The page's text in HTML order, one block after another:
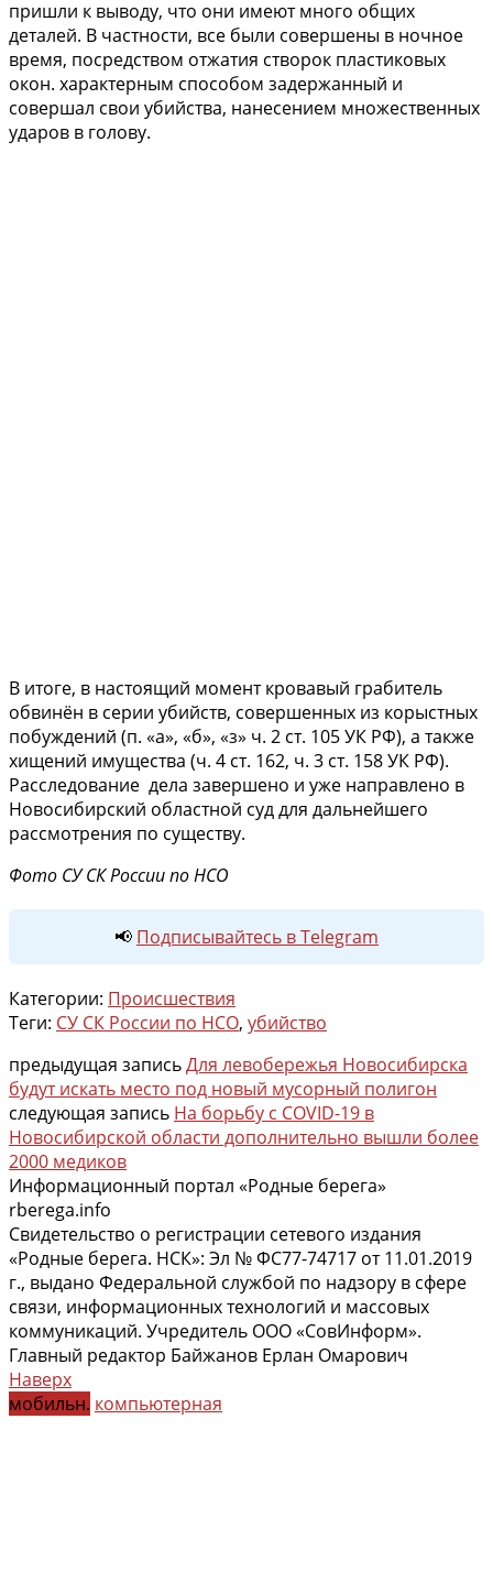
пришли к выводу, что они имеют много общих
деталей. В частности, все были совершены в ночное
время, посредством отжатия створок пластиковых
окон. характерным способом задержанный и
совершал свои убийства, нанесением множественных
ударов в голову.
В итоге, в настоящий момент кровавый грабитель
обвинён в серии убийств, совершенных из корыстных
побуждений (п. «а», «б», «з» ч. 2 ст. 105 УК РФ), а также
хищений имущества (ч. 4 ст. 162, ч. 3 ст. 158 УК РФ).
Расследование дела завершено и уже направлено в
Новосибирский областной суд для дальнейшего
рассмотрения по существу.
Фото СУ СК России по НСО
📢 Подписывайтесь в Telegram
Категории: Происшествия
Теги: СУ СК России по НСО, убийство
предыдущая записьДля левобережья Новосибирска
будут искать место под новый мусорный полигон
следующая запись На борьбу с COVID-19 в
Новосибирской области дополнительно вышли более
2000 медиков
Информационный портал «Родные берега»
rberega.info
Свидетельство о регистрации сетевого издания
«Родные берега. НСК»: Эл № ФС77-74717 от 11.01.2019
г., выдано Федеральной службой по надзору в сфере
связи, информационных технологий и массовых
коммуникаций. Учредитель ООО «СовИнформ».
Главный редактор Байжанов Ерлан Омарович
Наверх
мобильн. компьютерная